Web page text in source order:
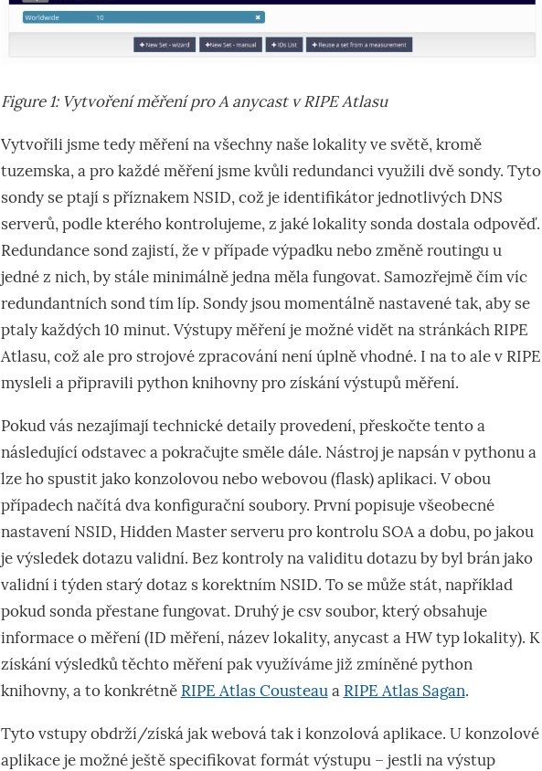
Figure 1: Vytvoření měření pro A anycast v RIPE Atlasu
Vytvořili jsme tedy měření na všechny naše lokality ve světě, kromě
tuzemska, a pro každé měření jsme kvůli redundanci využili dvě sondy. Tyto
sondy se ptají s příznakem NSID, což je identifikátor jednotlivých DNS
serverů, podle kterého kontrolujeme, z jaké lokality sonda dostala odpověď.
Redundance sond zajistí, že v případe výpadku nebo změně routingu u
jedné z nich, by stále minimálně jedna měla fungovat. Samozřejmě čím víc
redundantních sond tím líp. Sondy jsou momentálně nastavené tak, aby se
ptaly každých 10 minut. Výstupy měření je možné vidět na stránkách RIPE
Atlasu, což ale pro strojové zpracování není úplně vhodné. I na to ale v RIPE
mysleli a připravili python knihovny pro získání výstupů měření.
Pokud vás nezajímají technické detaily provedení, přeskočte tento a
následující odstavec a pokračujte směle dále. Nástroj je napsán v pythonu a
lze ho spustit jako konzolovou nebo webovou (flask) aplikaci. V obou
případech načítá dva konfigurační soubory. První popisuje všeobecné
nastavení NSID, Hidden Master serveru pro kontrolu SOA a dobu, po jakou
je výsledek dotazu validní. Bez kontroly na validitu dotazu by byl brán jako
validní i týden starý dotaz s korektním NSID. To se může stát, například
pokud sonda přestane fungovat. Druhý je csv soubor, který obsahuje
informace o měření (ID měření, název lokality, anycast a HW typ lokality). K
získání výsledků těchto měření pak využíváme již zmíněné python
knihovny, a to konkrétně RIPE Atlas Cousteaua RIPE Atlas Sagan.
Tyto vstupy obdrží/získá jak webová tak i konzolová aplikace. U konzolové
aplikace je možné ještě specifikovat formát výstupu – jestli na výstup